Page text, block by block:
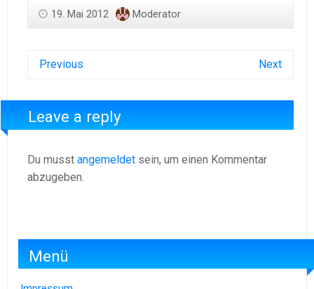
19. Mai 2012 Moderator
Previous Next
Leave a reply
Du musst angemeldet sein, um einen Kommentar
abzugeben.
Menü